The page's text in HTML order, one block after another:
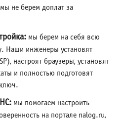
не берем доплат за
мы берем на себя всю
Наши инженеры установят
настроят браузеры, установят
и полностью подготовят
мы помогаем настроить
на портале nalog.ru,